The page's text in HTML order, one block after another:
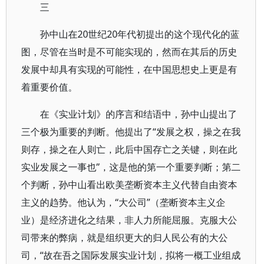
三
孙中山在20世纪20年代初提出的这个现代化的蓝
图，尽管在当时是不可能实现的，然而在其后的历史
发展中却具有实现的可能性，在中国思想史上更是有
着重要价值。
在《实业计划》的序言和结语中，孙中山提出了
三个极为重要的判断。他提出了“发展之权，操之在我
则存，操之在人则亡，此后中国存亡之关键，则在此
实业发展之一事也”，这是他的第一个重要判断；第二
个判断，孙中山看出欧美垄断资本主义代替自由资本
主义的趋势。他认为，“大公司”（垄断资本主义企
业）是经济进化之结果，非人力所能屈服。克服大公
司带来的弊病，就是组织更大的归人民公有的大公
司，“故在吾之国际发展实业计划，拟将一概工业组成